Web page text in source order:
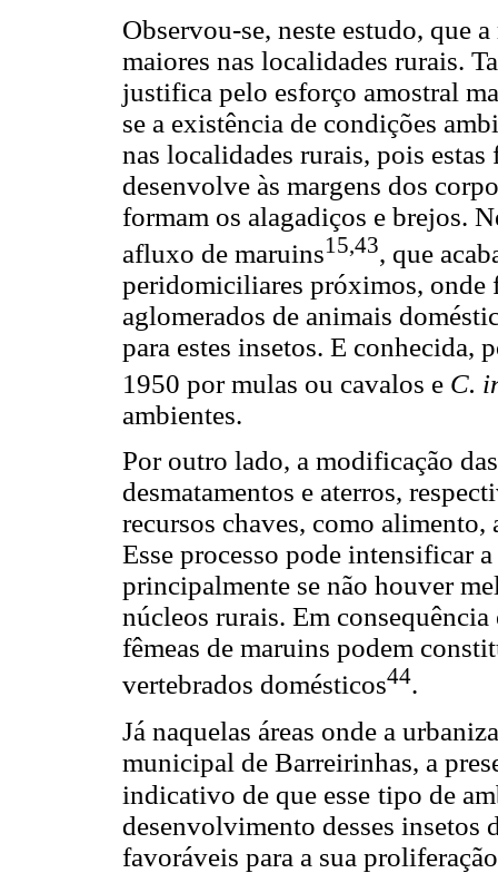
Observou-se, neste estudo, que
maiores nas localidades rurais.
justifica pelo esforço amostral
se a existência de condições
nas localidades rurais, pois
desenvolve às margens dos
formam os alagadiços e brejos.
afluxo de maruins15,43, que
peridomiciliares próximos, onde
aglomerados de animais
para estes insetos. E conhecida,
1950 por mulas ou cavalos e C.
ambientes.
Por outro lado, a modificação
desmatamentos e aterros,
recursos chaves, como
Esse processo pode intensificar
principalmente se não houver
núcleos rurais. Em
fêmeas de maruins podem
vertebrados domésticos44.
Já naquelas áreas onde a
municipal de Barreirinhas, a
indicativo de que esse tipo de
desenvolvimento desses insetos
favoráveis para a sua